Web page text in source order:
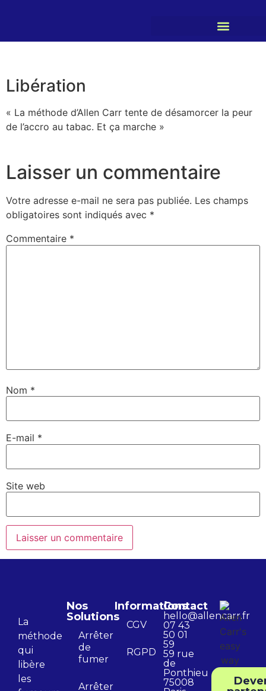
Libération
« La méthode d’Allen Carr tente de désamorcer la peur
de l’accro au tabac. Et ça marche »
Laisser un commentaire
Votre adresse e-mail ne sera pas publiée. Les champs
obligatoires sont indiqués avec *
Commentaire *
Nom *
E-mail *
Site web
La
méthode
qui
libère
les
Nos
Solutions
Arrêter
de
fumer
Arrêter
Informations
CGV
RGPD
Contact
hello@allencarr.fr
07 43
50 01
59
59 rue
de
Ponthieu
75008